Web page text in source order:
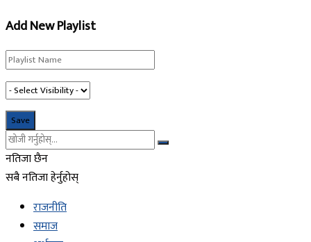
Add New Playlist
नतिजा छैन
सबै नतिजा हेर्नुहोस्
राजनीति
समाज